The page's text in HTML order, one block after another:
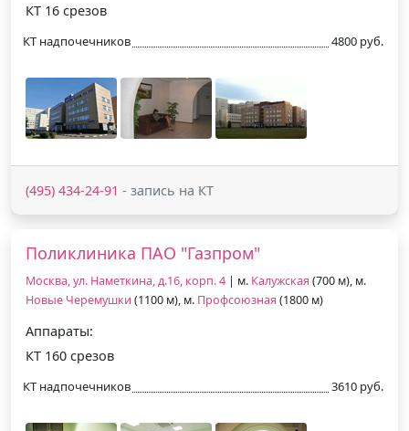
КТ 16 срезов
КТ надпочечников 4800 руб.
(495) 434-24-91 - запись на КТ
Поликлиника ПАО "Газпром"
Москва, ул. Наметкина, д.16, корп. 4 | м. Калужская (700 м), м.
Новые Черемушки (1100 м), м. Профсоюзная (1800 м)
Аппараты:
КТ 160 срезов
КТ надпочечников 3610 руб.